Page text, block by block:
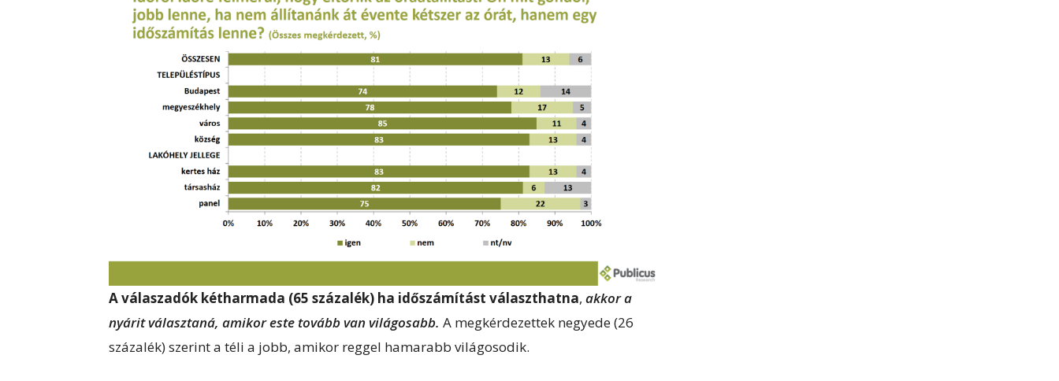
A válaszadók kétharmada (65 százalék) ha időszámítást választhatna, akkor a
nyárit választaná, amikor este tovább van világosabb. A megkérdezettek negyede (26
százalék) szerint a téli a jobb, amikor reggel hamarabb világosodik.